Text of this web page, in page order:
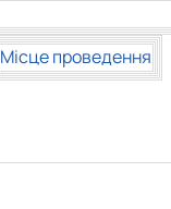
Місце проведення